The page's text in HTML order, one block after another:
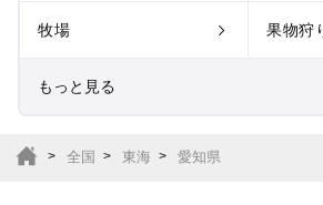
牧場 果物狩
もっと見る
全国 東海 愛知県